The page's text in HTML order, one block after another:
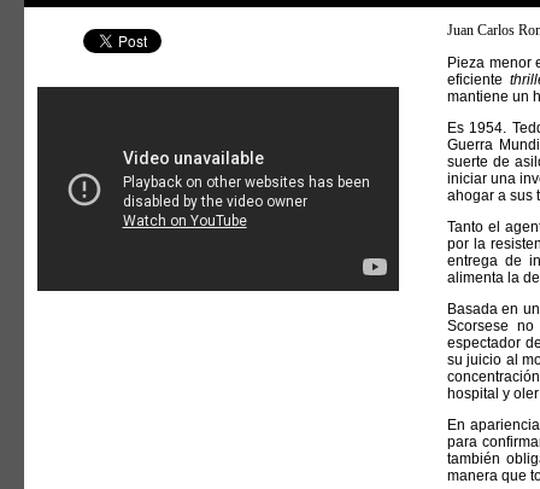
Juan Carlos
Pieza menor
eficiente
mantiene un
Es 1954.
Guerra
suerte de
iniciar una
ahogar a sus
Tanto el
por la
entrega de
alimenta la
Basada en
Scorsese
espectador
su juicio al
hospital y
En
para
también
manera que